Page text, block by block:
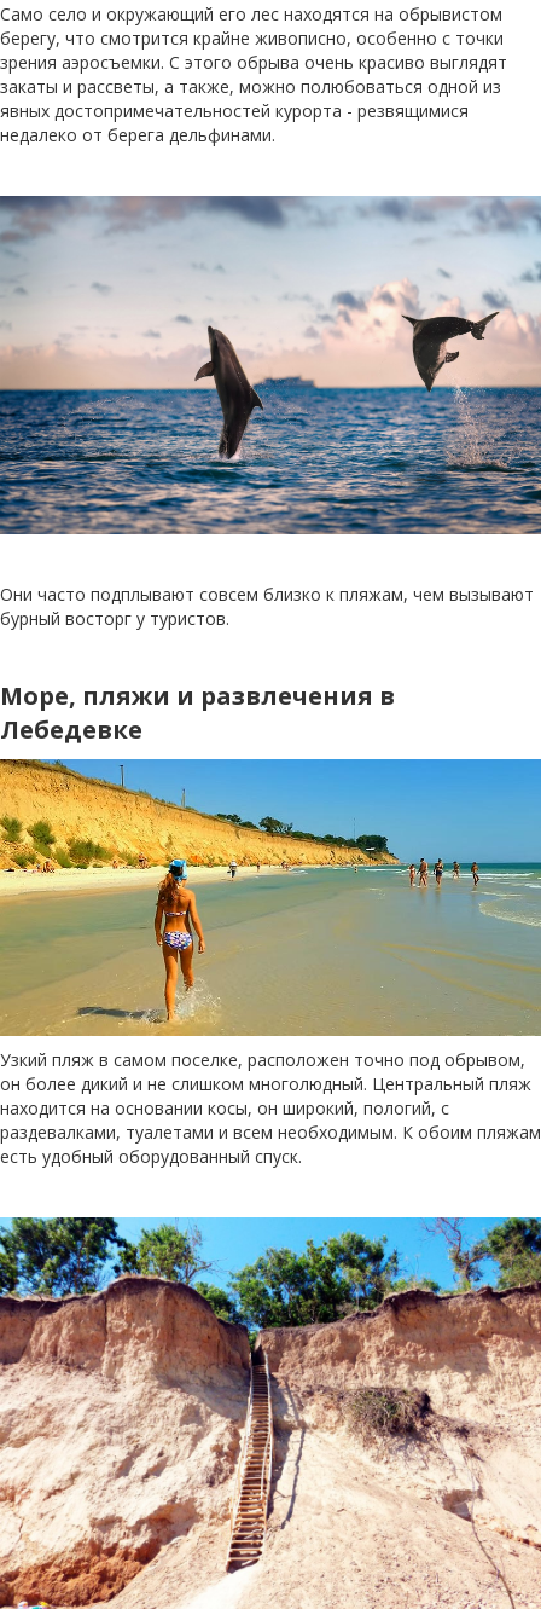
Само село и окружающий его лес находятся на обрывистом
берегу, что смотрится крайне живописно, особенно с точки
зрения аэросъемки. С этого обрыва очень красиво выглядят
закаты и рассветы, а также, можно полюбоваться одной из
явных достопримечательностей курорта - резвящимися
недалеко от берега дельфинами.
Они часто подплывают совсем близко к пляжам, чем вызывают
бурный восторг у туристов.
Море, пляжи и развлечения в
Лебедевке
Узкий пляж в самом поселке, расположен точно под обрывом,
он более дикий и не слишком многолюдный. Центральный пляж
находится на основании косы, он широкий, пологий, с
раздевалками, туалетами и всем необходимым. К обоим пляжам
есть удобный оборудованный спуск.